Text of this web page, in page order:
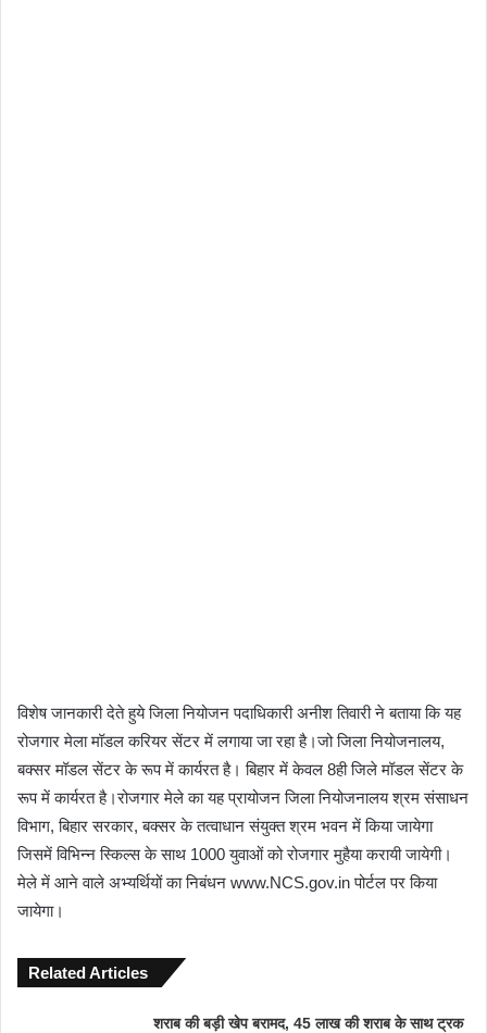
विशेष जानकारी देते हुये जिला नियोजन पदाधिकारी अनीश तिवारी ने बताया कि यह
रोजगार मेला मॉडल करियर सेंटर में लगाया जा रहा है।जो जिला नियोजनालय,
बक्सर मॉडल सेंटर के रूप में कार्यरत है। बिहार में केवल 8ही जिले मॉडल सेंटर के
रूप में कार्यरत है।रोजगार मेले का यह प्रायोजन जिला नियोजनालय श्रम संसाधन
विभाग, बिहार सरकार, बक्सर के तत्वाधान संयुक्त श्रम भवन में किया जायेगा
जिसमें विभिन्न स्किल्स के साथ 1000 युवाओं को रोजगार मुहैया करायी जायेगी।
मेले में आने वाले अभ्यर्थियों का निबंधन www.NCS.gov.in पोर्टल पर किया
जायेगा।
Related Articles
शराब की बड़ी खेप बरामद, 45 लाख की शराब के साथ ट्रक